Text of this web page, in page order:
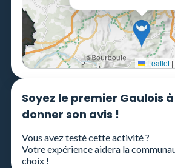
Leaflet |
Soyez le premier Gaulois à
donner son avis !
Vous avez testé cette activité ?
Votre expérience aidera la
choix !